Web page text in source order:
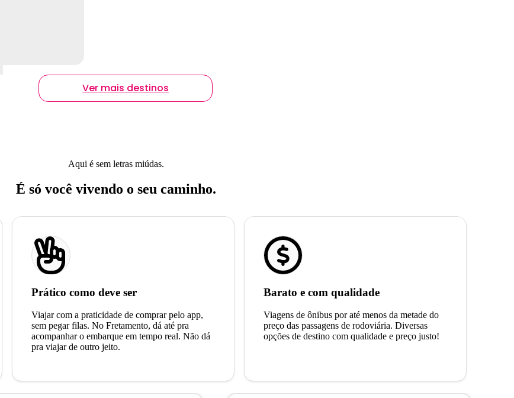
Ver mais destinos
Aqui é sem letras miúdas.
É só você vivendo o seu caminho.
Prático como deve ser
Viajar com a praticidade de comprar pelo app,
sem pegar filas. No Fretamento, dá até pra
acompanhar o embarque em tempo real. Não dá
pra viajar de outro jeito.
Barato e com qualidade
Viagens de ônibus por até menos da metade do
preço das passagens de rodoviária. Diversas
opções de destino com qualidade e preço justo!